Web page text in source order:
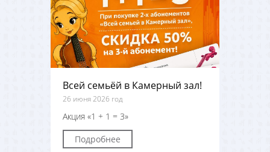
Всей семьёй в Камерный зал!
26 июня 2026 год
Акция «1 + 1 = 3»
Подробнее